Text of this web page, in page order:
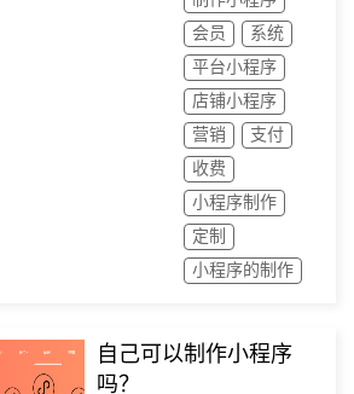
会员
系统
平台小程序
店铺小程序
营销
支付
收费
小程序制作
定制
小程序的制作
自己可以制作小程序
吗？